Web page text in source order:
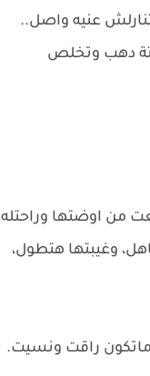
عنيه واصل..
دهب وتخلص
من اوضتها وراحتله
وغيبتها هتطول،
ماتكون راقت ونسيت.